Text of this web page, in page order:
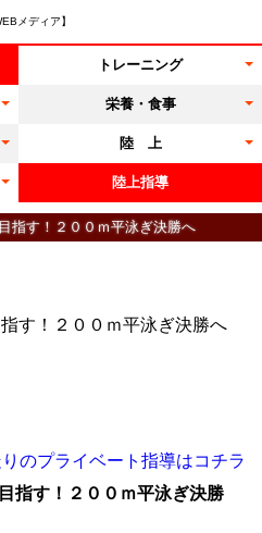
メディア】
トレーニング
栄養・食事
陸 上
陸上指導
指す！２００ｍ平泳ぎ決勝へ
のプライベート指導はコチラ
指す！２００ｍ平泳ぎ決勝